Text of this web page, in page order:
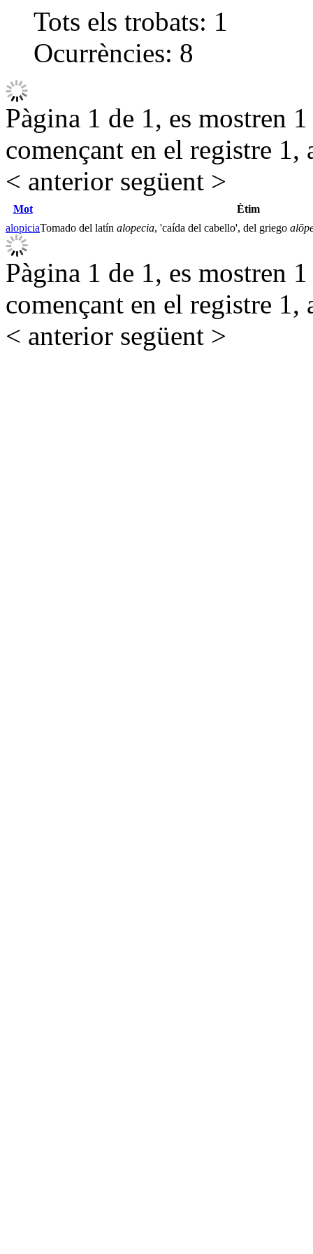
Tots els trobats: 1
Ocurrències: 8
Pàgina 1 de 1, es mostren
començant en el registre 1,
< anterior següent >
Mot
Ètim
alopiciaTomado del latín alopecia, 'caída del cabello', del griego
Pàgina 1 de 1, es mostren
començant en el registre 1,
< anterior següent >